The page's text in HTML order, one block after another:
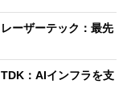
ーザーテック：最先
：AIインフラを支